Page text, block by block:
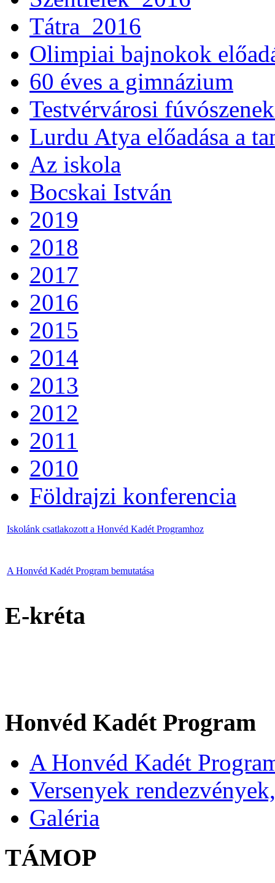
Tátra_2016
Olimpiai bajnokok
60 éves a gimnázium
Testvérvárosi
Lurdu Atya előadása a
Az iskola
Bocskai István
2019
2018
2017
2016
2015
2014
2013
2012
2011
2010
Földrajzi konferencia
Iskolánk csatlakozott a Honvéd Kadét Programhoz
A Honvéd Kadét Program bemutatása
E-kréta
Honvéd Kadét Program
A Honvéd Kadét
Versenyek
Galéria
TÁMOP